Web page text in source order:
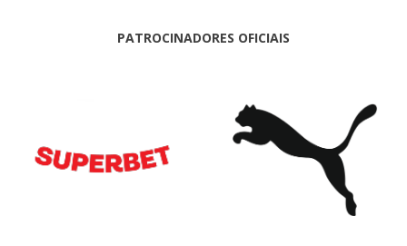
PATROCINADORES OFICIAIS